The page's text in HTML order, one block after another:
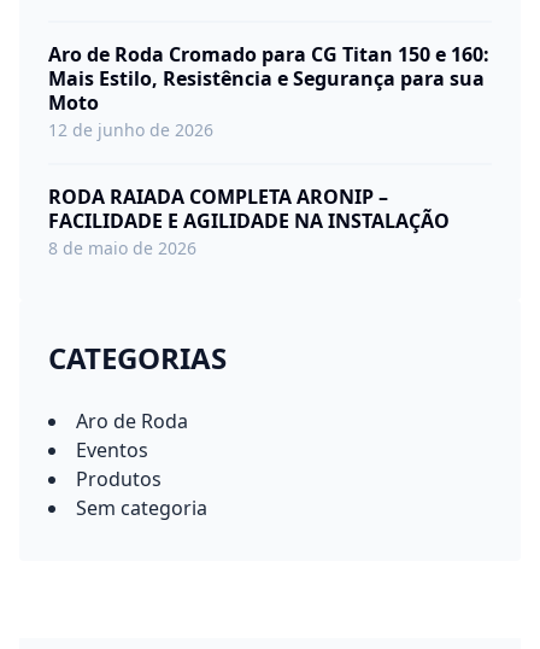
Aro de Roda Cromado para CG Titan 150 e 160:
Mais Estilo, Resistência e Segurança para sua
Moto
12 de junho de 2026
RODA RAIADA COMPLETA ARONIP –
FACILIDADE E AGILIDADE NA INSTALAÇÃO
8 de maio de 2026
CATEGORIAS
Aro de Roda
Eventos
Produtos
Sem categoria